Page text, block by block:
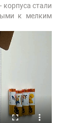
корпуса стали
к мелким